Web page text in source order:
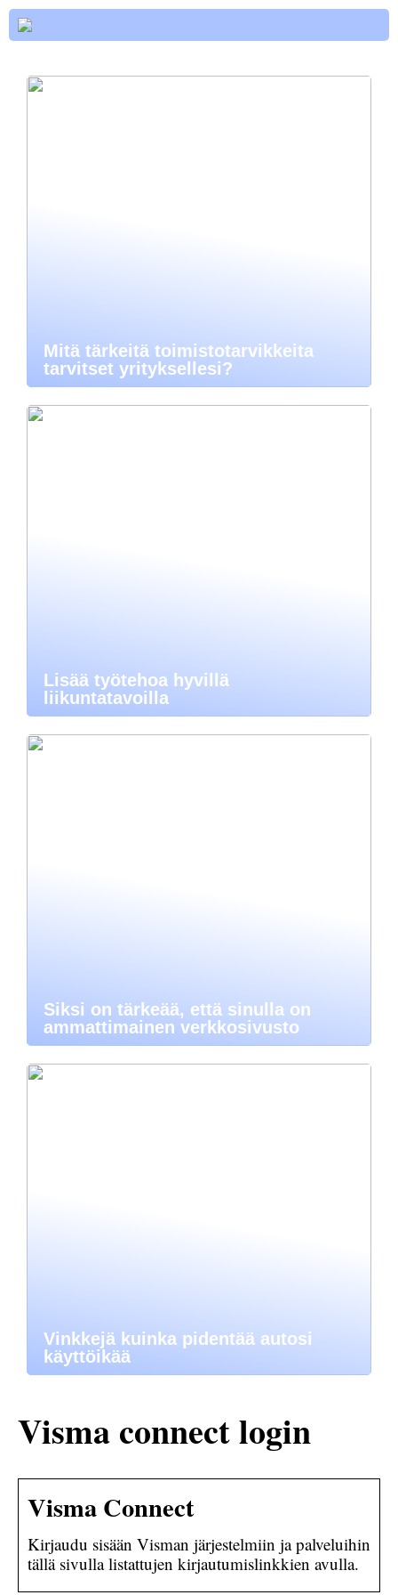
Mitä tärkeitä toimistotarvikkeita
tarvitset yrityksellesi?
Lisää työtehoa hyvillä
liikuntatavoilla
Siksi on tärkeää, että sinulla on
ammattimainen verkkosivusto
Vinkkejä kuinka pidentää autosi
käyttöikää
Visma connect login
Visma Connect
Kirjaudu sisään Visman järjestelmiin ja palveluihin
tällä sivulla listattujen kirjautumislinkkien avulla.